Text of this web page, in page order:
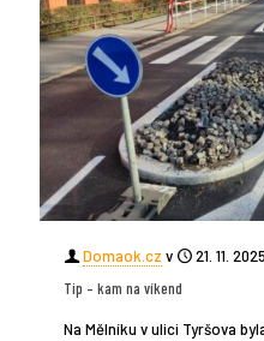
Domaok.cz v
21. 11. 2025
Tip – kam na víkend
Na Mělníku v ulici Tyršova